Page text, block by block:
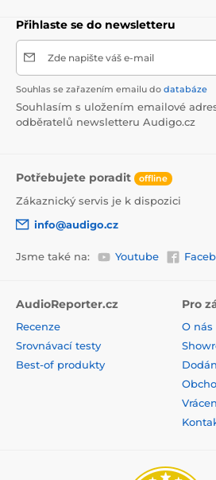
Přihlaste se do newsletteru
Zde napište váš e-mail
Souhlas se zařazením emailu do databáze
Souhlasím s uložením emailové
odběratelů newsletteru Audigo.cz
Potřebujete poradit offline
Zákaznický servis je k dispozici
info@audigo.cz
Jsme také na: Youtube
AudioReporter.cz
Recenze
Srovnávací testy
Best-of produkty
Pro
O nás